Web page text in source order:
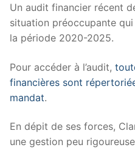
Un audit financier récent
situation préoccupante qui
la période 2020-2025.
Pour accéder à l’audit,
financières sont
mandat.
En dépit de ses forces,
une gestion peu